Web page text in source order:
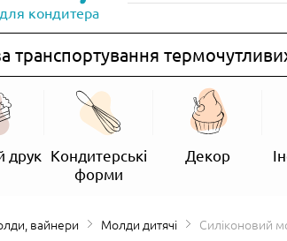
кондитера
друк Кондитерські
форми
Декор
вайнери Молди дитячі Силіконовий